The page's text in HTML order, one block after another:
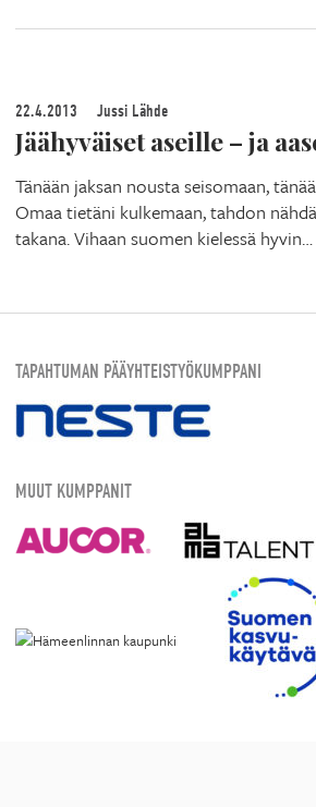
22.4.2013 Jussi Lähde
Jäähyväiset aseille – ja
Tänään jaksan nousta seisomaan,
Omaa tietäni kulkemaan, tahdon
takana. Vihaan suomen kielessä hyvin…
TAPAHTUMAN PÄÄYHTEISTYÖKUMPPANI
MUUT KUMPPANIT